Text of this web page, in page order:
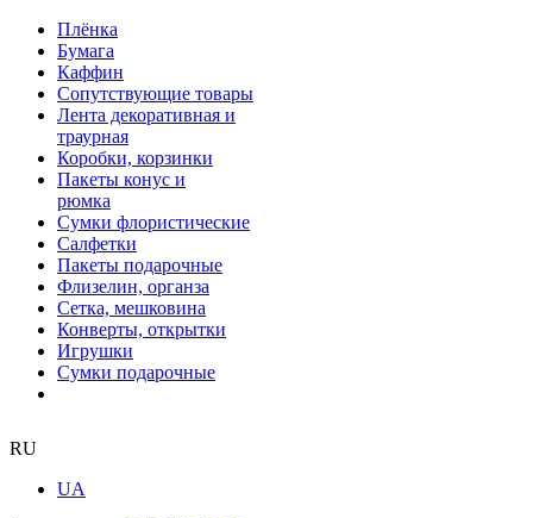
Плёнка
Бумага
Каффин
Сопутствующие товары
Лента декоративная и
траурная
Коробки, корзинки
Пакеты конус и
рюмка
Сумки флористические
Салфетки
Пакеты подарочные
Флизелин, органза
Сетка, мешковина
Конверты, открытки
Игрушки
Сумки подарочные
RU
UA